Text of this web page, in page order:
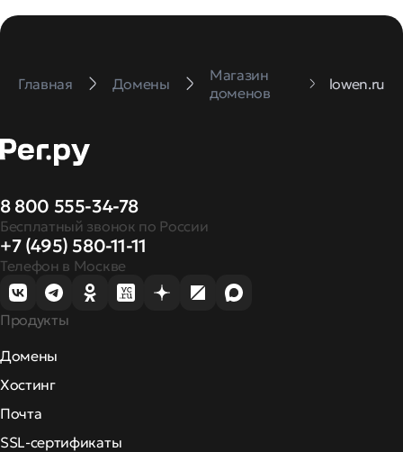
Главная Домены
Магазин
доменов
lowen.ru
8 800 555-34-78
Бесплатный звонок по России
+7 (495) 580-11-11
Телефон в Москве
Продукты
Домены
Хостинг
Почта
SSL-сертификаты